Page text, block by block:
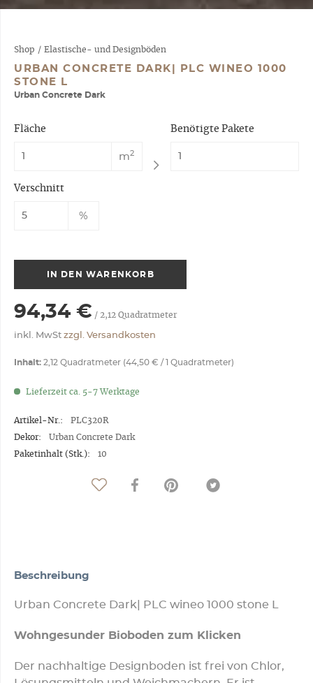
Shop / Elastische- und Designböden
URBAN CONCRETE DARK| PLC WINEO 1000
STONE L
Urban Concrete Dark
Fläche
m2
Benötigte Pakete
Verschnitt
%
IN DEN WARENKORB
94,34 € / 2,12 Quadratmeter
inkl. MwSt zzgl. Versandkosten
Inhalt: 2,12 Quadratmeter (44,50 € / 1 Quadratmeter)
Lieferzeit ca. 5-7 Werktage
Artikel-Nr.:
PLC320R
Dekor:
Urban Concrete Dark
Paketinhalt (Stk.):
10
Beschreibung
Urban Concrete Dark| PLC wineo 1000 stone L
Wohngesunder Bioboden zum Klicken
Der nachhaltige Designboden ist frei von Chlor,